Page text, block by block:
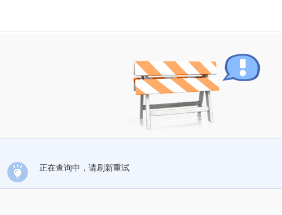
正在查询中，请刷新重试